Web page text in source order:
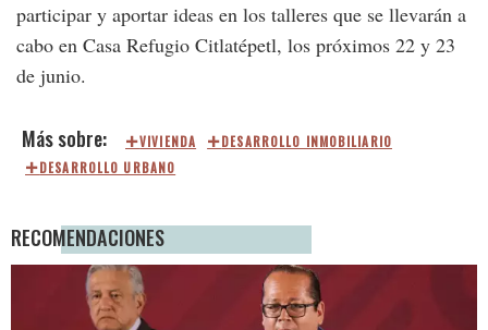
participar y aportar ideas en los talleres que se llevarán a
cabo en Casa Refugio Citlatépetl, los próximos 22 y 23
de junio.
VIVIENDA
DESARROLLO INMOBILIARIO
DESARROLLO URBANO
RECOMENDACIONES